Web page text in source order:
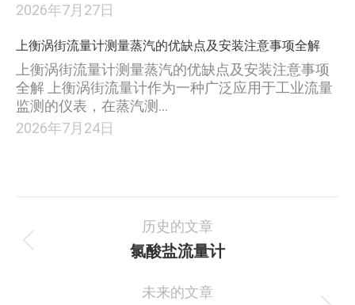
2026年7月27日
上衡涡街流量计测量蒸汽的优缺点及安装注意事项全解
上衡涡街流量计测量蒸汽的优缺点及安装注意事项
全解 上衡涡街流量计作为一种广泛应用于工业流量
监测的仪表，在蒸汽测…
2026年7月24日
目
历史的文章
上
个
氯酸盐流量计
未来的文章